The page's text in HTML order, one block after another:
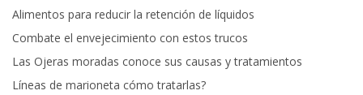
Alimentos para reducir la retención de líquidos
Combate el envejecimiento con estos trucos
Las Ojeras moradas conoce sus causas y tratamientos
Líneas de marioneta cómo tratarlas?